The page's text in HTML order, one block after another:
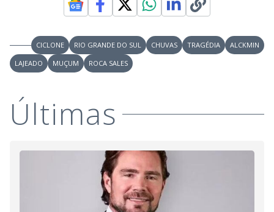
CICLONE RIO GRANDE DO SUL CHUVAS TRAGÉDIA
ALCKMIN
LAJEADO
MUÇUM ROCA SALES
Últimas